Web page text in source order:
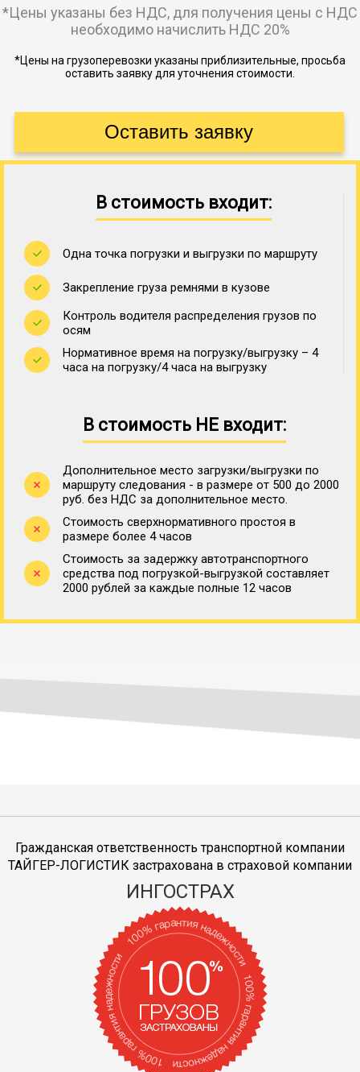
*Цены указаны без НДС, для получения цены с НДС
необходимо начислить НДС 20%
*Цены на грузоперевозки указаны приблизительные, просьба
оставить заявку для уточнения стоимости.
В стоимость входит:
Одна точка погрузки и выгрузки по маршруту
Закрепление груза ремнями в кузове
Контроль водителя распределения грузов по
осям
Нормативное время на погрузку/выгрузку – 4
часа на погрузку/4 часа на выгрузку
В стоимость НЕ входит:
Дополнительное место загрузки/выгрузки по
маршруту следования - в размере от 500 до 2000
руб. без НДС за дополнительное место.
Стоимость сверхнормативного простоя в
размере более 4 часов
Стоимость за задержку автотранспортного
средства под погрузкой-выгрузкой составляет
2000 рублей за каждые полные 12 часов
Гражданская ответственность транспортной компании
ТАЙГЕР-ЛОГИСТИК застрахована в страховой компании
ИНГОСТРАХ